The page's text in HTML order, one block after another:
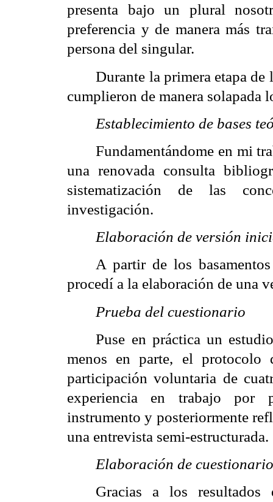
presenta bajo un plural
preferencia y de manera más
persona del singular.
Durante la primera etapa de
cumplieron de manera solapada
Establecimiento de bases
Fundamentándome en mi
una renovada consulta
sistematización de las
investigación.
Elaboración de versión
A partir de los
procedí a la elaboración de una
Prueba del cuestionario
Puse en práctica un
menos en parte, el
participación voluntaria de
experiencia en trabajo por
instrumento y posteriormente
una entrevista semi-estructurada.
Elaboración de
Gracias a los